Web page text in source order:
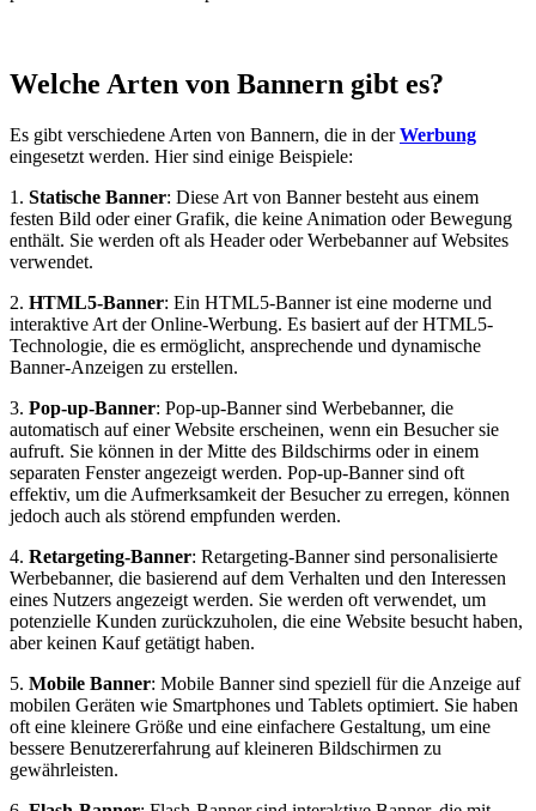
Welche Arten von Bannern gibt es?
Es gibt verschiedene Arten von Bannern, die in derWerbung
eingesetzt werden. Hier sind einige Beispiele:
1. Statische Banner: Diese Art von Banner besteht aus einem
festen Bild oder einer Grafik, die keine Animation oder Bewegung
enthält. Sie werden oft als Header oder Werbebanner auf Websites
verwendet.
2. HTML5-Banner: Ein HTML5-Banner ist eine moderne und
interaktive Art der Online-Werbung. Es basiert auf der HTML5-
Technologie, die es ermöglicht, ansprechende und dynamische
Banner-Anzeigen zu erstellen.
3. Pop-up-Banner: Pop-up-Banner sind Werbebanner, die
automatisch auf einer Website erscheinen, wenn ein Besucher sie
aufruft. Sie können in der Mitte des Bildschirms oder in einem
separaten Fenster angezeigt werden. Pop-up-Banner sind oft
effektiv, um die Aufmerksamkeit der Besucher zu erregen, können
jedoch auch als störend empfunden werden.
4. Retargeting-Banner: Retargeting-Banner sind personalisierte
Werbebanner, die basierend auf dem Verhalten und den Interessen
eines Nutzers angezeigt werden. Sie werden oft verwendet, um
potenzielle Kunden zurückzuholen, die eine Website besucht haben,
aber keinen Kauf getätigt haben.
5. Mobile Banner: Mobile Banner sind speziell für die Anzeige auf
mobilen Geräten wie Smartphones und Tablets optimiert. Sie haben
oft eine kleinere Größe und eine einfachere Gestaltung, um eine
bessere Benutzererfahrung auf kleineren Bildschirmen zu
gewährleisten.